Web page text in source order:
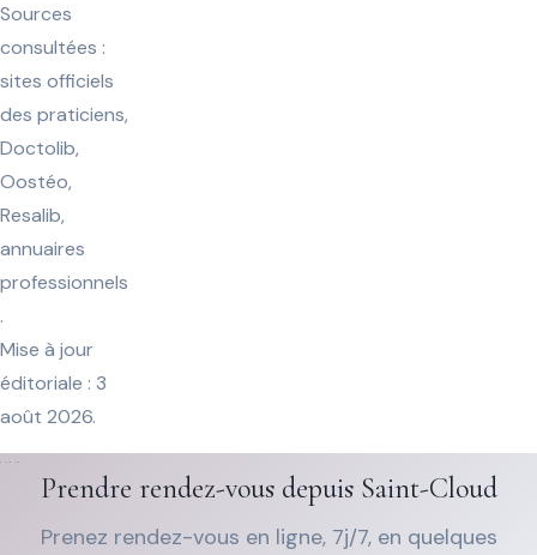
Sources
consultées :
sites officiels
des praticiens,
Doctolib,
Oostéo,
Resalib,
annuaires
professionnels
.
Mise à jour
éditoriale : 3
août 2026.
Prendre rendez-vous depuis Saint-Cloud
Prenez rendez-vous en ligne, 7j/7, en quelques